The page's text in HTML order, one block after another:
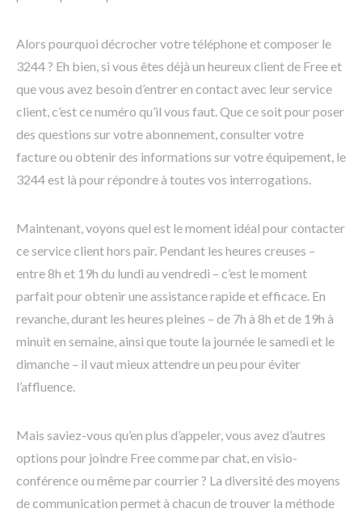
Alors pourquoi décrocher votre téléphone et composer le
3244 ? Eh bien, si vous êtes déjà un heureux client de Free et
que vous avez besoin d’entrer en contact avec leur service
client, c’est ce numéro qu’il vous faut. Que ce soit pour poser
des questions sur votre abonnement, consulter votre
facture ou obtenir des informations sur votre équipement, le
3244 est là pour répondre à toutes vos interrogations.
Maintenant, voyons quel est le moment idéal pour contacter
ce service client hors pair. Pendant les heures creuses –
entre 8h et 19h du lundi au vendredi – c’est le moment
parfait pour obtenir une assistance rapide et efficace. En
revanche, durant les heures pleines – de 7h à 8h et de 19h à
minuit en semaine, ainsi que toute la journée le samedi et le
dimanche – il vaut mieux attendre un peu pour éviter
l’affluence.
Mais saviez-vous qu’en plus d’appeler, vous avez d’autres
options pour joindre Free comme par chat, en visio-
conférence ou même par courrier ? La diversité des moyens
de communication permet à chacun de trouver la méthode